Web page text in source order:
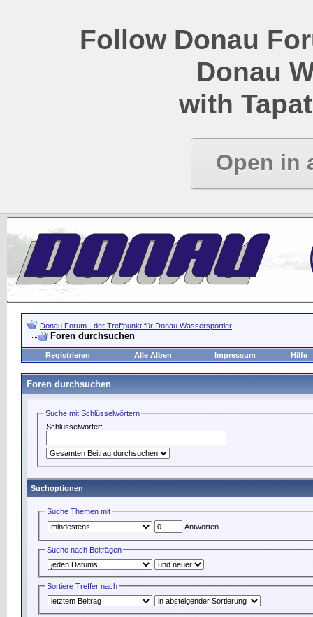
Follow Donau
Donau
with
Open in
Donau Forum - der Treffpunkt für Donau Wassersportler
Foren durchsuchen
Registrieren Alle Alben Impressum Hilfe
Foren durchsuchen
Suche mit Schlüsselwörtern
Schlüsselwörter:
Suchoptionen
Suche Themen mit
Antworten
Suche nach Beiträgen
Sortiere Treffer nach